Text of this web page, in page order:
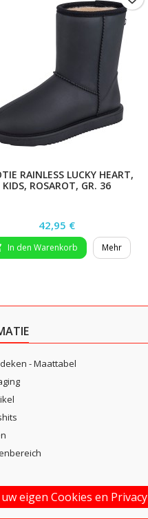
RAINLESS LUCKY HEART,
KIDS, ROSAROT, GR. 36
Preis
42,95 €
In den Warenkorb Mehr
- Maattabel
eigen Cookies en Privacy